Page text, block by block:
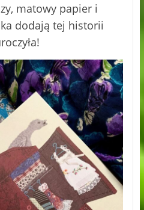
matowy papier i
dodają tej historii